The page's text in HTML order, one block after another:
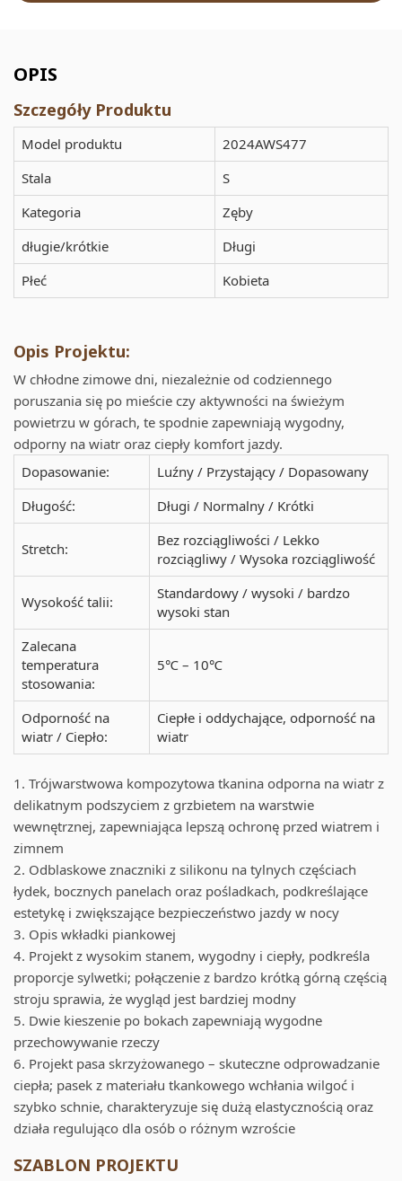
OPIS
Szczegóły Produktu
Model produktu
2024AWS477
Stala
S
Kategoria
Zęby
długie/krótkie
Długi
Płeć
Kobieta
Opis Projektu:
W chłodne zimowe dni, niezależnie od codziennego
poruszania się po mieście czy aktywności na świeżym
powietrzu w górach, te spodnie zapewniają wygodny,
odporny na wiatr oraz ciepły komfort jazdy.
Dopasowanie:
Luźny / Przystający / Dopasowany
Długość:
Długi / Normalny / Krótki
Stretch:
Bez rozciągliwości / Lekko
rozciągliwy / Wysoka rozciągliwość
Wysokość talii:
Standardowy / wysoki / bardzo
wysoki stan
Zalecana
temperatura
stosowania:
5℃ – 10℃
Odporność na
wiatr / Ciepło:
Ciepłe i oddychające, odporność na
wiatr
1. Trójwarstwowa kompozytowa tkanina odporna na wiatr z
delikatnym podszyciem z grzbietem na warstwie
wewnętrznej, zapewniająca lepszą ochronę przed wiatrem i
zimnem
2. Odblaskowe znaczniki z silikonu na tylnych częściach
łydek, bocznych panelach oraz pośladkach, podkreślające
estetykę i zwiększające bezpieczeństwo jazdy w nocy
3. Opis wkładki piankowej
4. Projekt z wysokim stanem, wygodny i ciepły, podkreśla
proporcje sylwetki; połączenie z bardzo krótką górną częścią
stroju sprawia, że wygląd jest bardziej modny
5. Dwie kieszenie po bokach zapewniają wygodne
przechowywanie rzeczy
6. Projekt pasa skrzyżowanego – skuteczne odprowadzanie
ciepła; pasek z materiału tkankowego wchłania wilgoć i
szybko schnie, charakteryzuje się dużą elastycznością oraz
działa regulująco dla osób o różnym wzroście
SZABLON PROJEKTU